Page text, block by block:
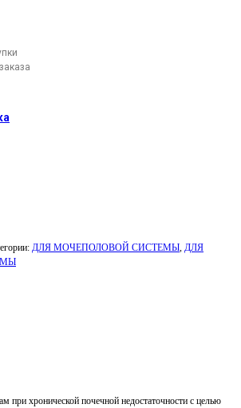
ДЛЯ МОЧЕПОЛОВОЙ СИСТЕМЫ ДЛЯ
при хронической почечной недостаточности с целью